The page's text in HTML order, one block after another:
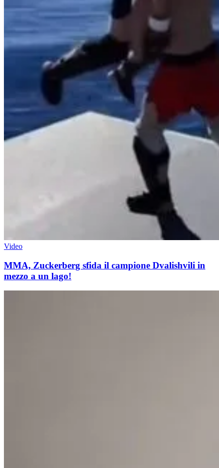
Video
MMA, Zuckerberg sfida il campione Dvalishvili in
mezzo a un lago!